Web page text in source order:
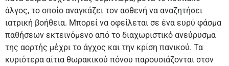
άλγος, το οποίο αναγκάζει τον ασθενή να αναζητήσει
ιατρική βοήθεια. Μπορεί να οφείλεται σε ένα ευρύ φάσμα
παθήσεων εκτεινόμενο από το διαχωριστικό ανεύρυσμα
της αορτής μέχρι το άγχος και την κρίση πανικού. Τα
κυριότερα αίτια θωρακικού πόνου παρουσιάζονται στον